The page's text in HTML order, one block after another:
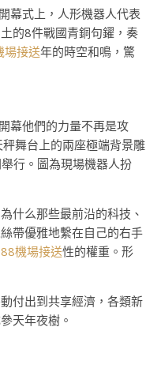
幕式上，人形機器人代表
的8件戰國青銅句鑃，奏
場接送年的時空和鳴，驚
幕他們的力量不再是攻
舞台上的兩座極端背景雕
行。圖為現場機器人扮
什么那些最前沿的科技、
帶優雅地繫在自己的右手
機場接送性的權重。形
付出到共享經濟，各類新
天年夜樹。